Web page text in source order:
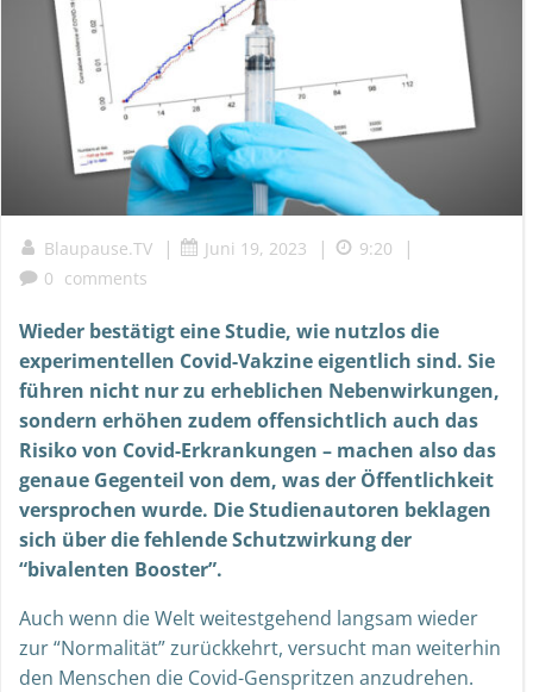
Blaupause.TV | Juni 19, 2023 | 9:20 |
0 comments
Wieder bestätigt eine Studie, wie nutzlos die
experimentellen Covid-Vakzine eigentlich sind. Sie
führen nicht nur zu erheblichen Nebenwirkungen,
sondern erhöhen zudem offensichtlich auch das
Risiko von Covid-Erkrankungen – machen also das
genaue Gegenteil von dem, was der Öffentlichkeit
versprochen wurde. Die Studienautoren beklagen
sich über die fehlende Schutzwirkung der
“bivalenten Booster”.
Auch wenn die Welt weitestgehend langsam wieder
zur “Normalität” zurückkehrt, versucht man weiterhin
den Menschen die Covid-Genspritzen anzudrehen.